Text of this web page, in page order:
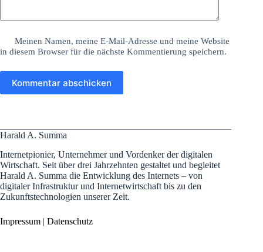
Meinen Namen, meine E-Mail-Adresse und meine Website
in diesem Browser für die nächste Kommentierung speichern.
Kommentar abschicken
Harald A. Summa
Internetpionier, Unternehmer und Vordenker der digitalen
Wirtschaft. Seit über drei Jahrzehnten gestaltet und begleitet
Harald A. Summa die Entwicklung des Internets – von
digitaler Infrastruktur und Internetwirtschaft bis zu den
Zukunftstechnologien unserer Zeit.
Impressum | Datenschutz